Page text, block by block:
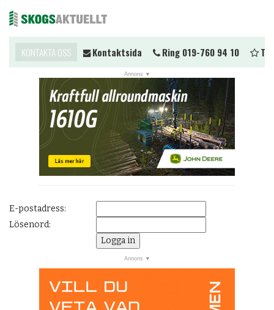
NYHETER
KALENDER
MARKNAD
PRENUMERERA
OM OSS
KONTAKTA OSS
komma i kontakt? Kontaktsida Ring 019-760 94 10
E-postadress:
Lösenord: